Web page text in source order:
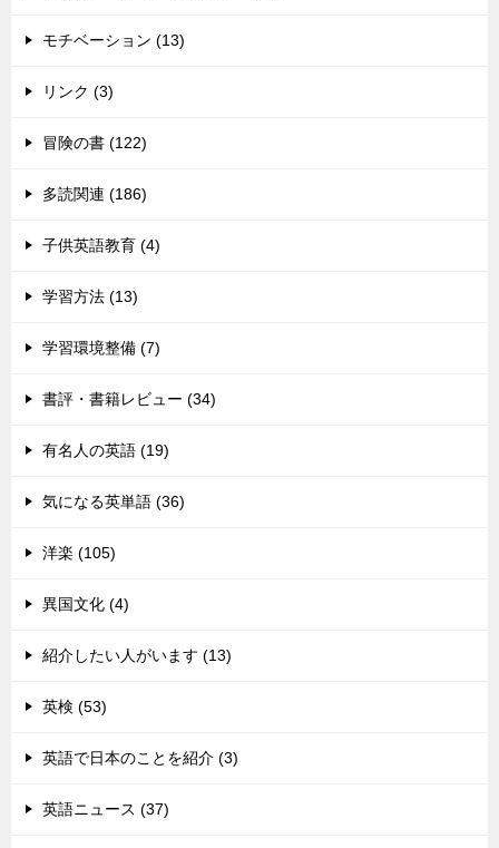
モチベーション (13)
リンク (3)
冒険の書 (122)
多読関連 (186)
子供英語教育 (4)
学習方法 (13)
学習環境整備 (7)
書評・書籍レビュー (34)
有名人の英語 (19)
気になる英単語 (36)
洋楽 (105)
異国文化 (4)
紹介したい人がいます (13)
英検 (53)
英語で日本のことを紹介 (3)
英語ニュース (37)